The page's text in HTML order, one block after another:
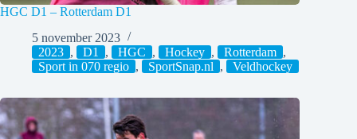
HGC D1 – Rotterdam D1
5 november 2023
2023 , D1 , HGC , Hockey , Rotterdam ,
Sport in 070 regio , SportSnap.nl , Veldhockey